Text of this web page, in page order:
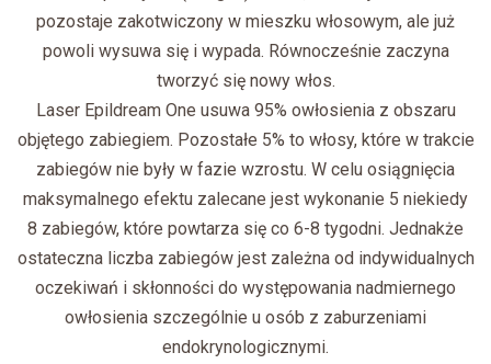
pozostaje zakotwiczony w mieszku włosowym, ale już
powoli wysuwa się i wypada. Równocześnie zaczyna
tworzyć się nowy włos.
Laser Epildream One usuwa 95% owłosienia z obszaru
objętego zabiegiem. Pozostałe 5% to włosy, które w trakcie
zabiegów nie były w fazie wzrostu. W celu osiągnięcia
maksymalnego efektu zalecane jest wykonanie 5 niekiedy
8 zabiegów, które powtarza się co 6-8 tygodni. Jednakże
ostateczna liczba zabiegów jest zależna od indywidualnych
oczekiwań i skłonności do występowania nadmiernego
owłosienia szczególnie u osób z zaburzeniami
endokrynologicznymi.